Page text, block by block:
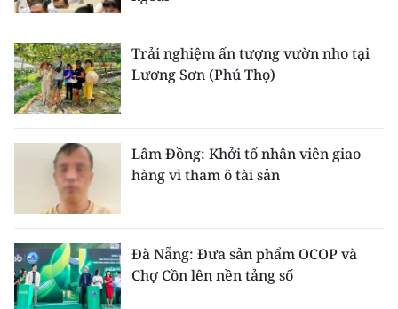
Trải nghiệm ấn tượng vườn nho tại
Lương Sơn (Phú Thọ)
Lâm Đồng: Khởi tố nhân viên giao
hàng vì tham ô tài sản
Đà Nẵng: Đưa sản phẩm OCOP và
Chợ Cồn lên nền tảng số